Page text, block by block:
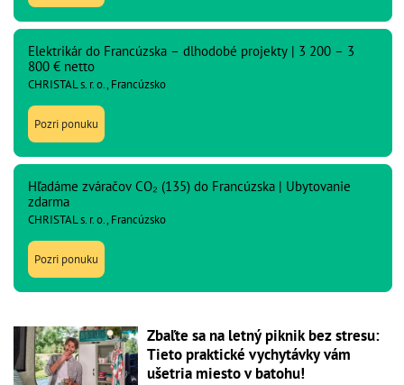
Elektrikár do Francúzska – dlhodobé projekty | 3 200 – 3
800 € netto
CHRISTAL s. r. o., Francúzsko
Pozri ponuku
Hľadáme zváračov CO₂ (135) do Francúzska | Ubytovanie
zdarma
CHRISTAL s. r. o., Francúzsko
Pozri ponuku
Zbaľte sa na letný piknik bez stresu:
Tieto praktické vychytávky vám
ušetria miesto v batohu!